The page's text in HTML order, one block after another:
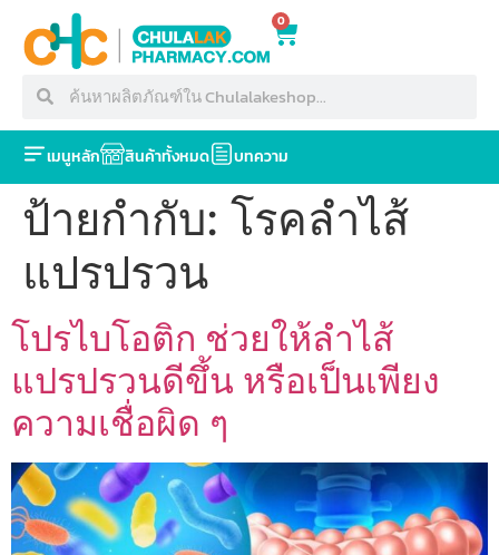
0
เมนูหลัก สินค้าทั้งหมด บทความ
ป้ายกำกับ: โรคลำไส้
แปรปรวน
โปรไบโอติก ช่วยให้ลำไส้
แปรปรวนดีขึ้น หรือเป็นเพียง
ความเชื่อผิด ๆ